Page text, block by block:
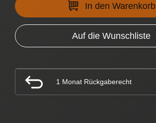
In den Warenkorb
Auf die Wunschliste
1 Monat Rückgaberecht